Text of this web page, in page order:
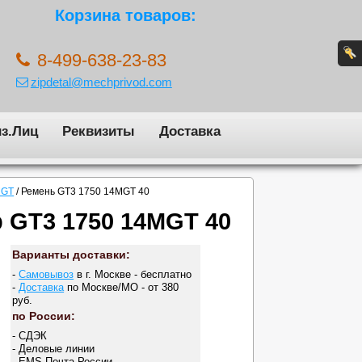
Корзина товаров:
8-499-638-23-83
zipdetal@mechprivod.com
Реквизиты Доставка
/ Ремень GT3 1750 14MGT 40
1750 14MGT 40
Варианты доставки:
-Самовывоз в г. Москве - бесплатно
- Доставка по Москве/МО - от 380
руб.
по России:
- СДЭК
- Деловые линии